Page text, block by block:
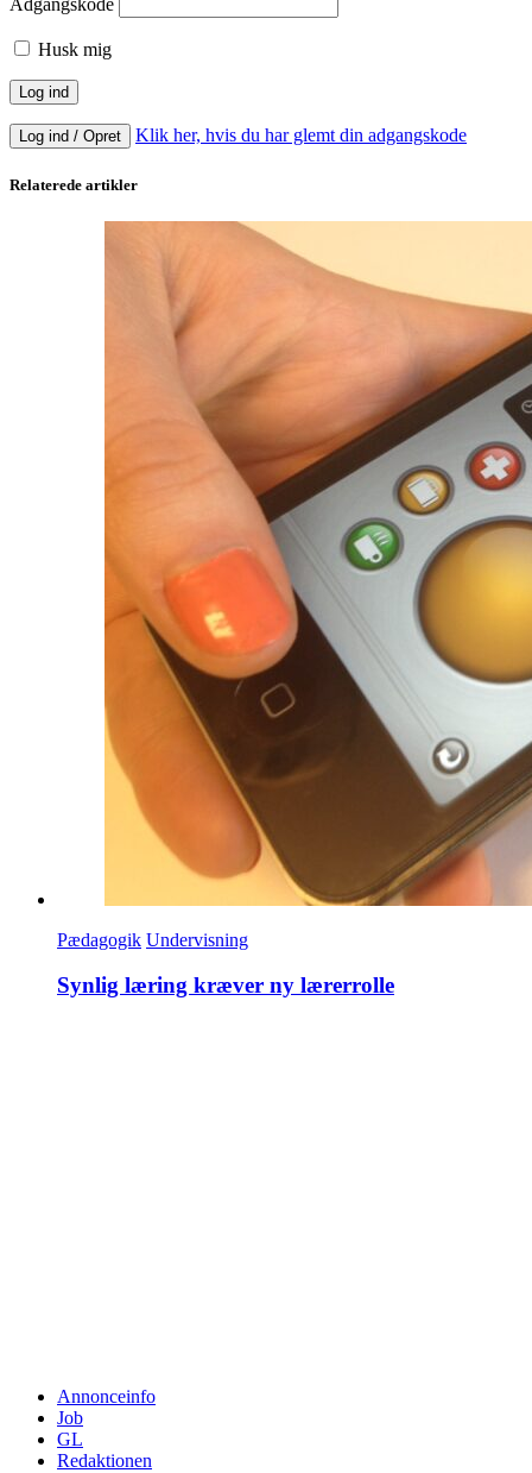
Adgangskode
Husk mig
Log ind / Opret Klik her, hvis du har glemt din adgangskode
Relaterede artikler
Pædagogik Undervisning
Synlig læring kræver ny lærerrolle
Annonceinfo
Job
GL
Redaktionen